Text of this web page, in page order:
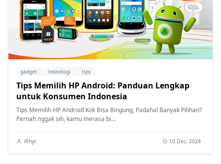
gadget teknologi tips
Tips Memilih HP Android: Panduan Lengkap
untuk Konsumen Indonesia
Tips Memilih HP Android Kok Bisa Bingung, Padahal Banyak Pilihan?
Pernah nggak sih, kamu merasa bi...
iRhyt 10 Dec, 2024